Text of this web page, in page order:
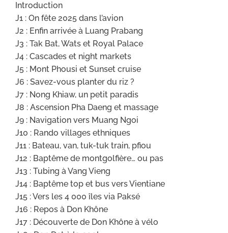
Introduction
J1 : On fête 2025 dans l’avion
J2 : Enfin arrivée à Luang Prabang
J3 : Tak Bat, Wats et Royal Palace
J4 : Cascades et night markets
J5 : Mont Phousi et Sunset cruise
J6 : Savez-vous planter du riz ?
J7 : Nong Khiaw, un petit paradis
J8 : Ascension Pha Daeng et massage
J9 : Navigation vers Muang Ngoi
J10 : Rando villages ethniques
J11 : Bateau, van, tuk-tuk train, pfiou
J12 : Baptême de montgolfière… ou pas
J13 : Tubing à Vang Vieng
J14 : Baptême top et bus vers Vientiane
J15 : Vers les 4 000 îles via Paksé
J16 : Repos à Don Khône
J17 : Découverte de Don Khône à vélo